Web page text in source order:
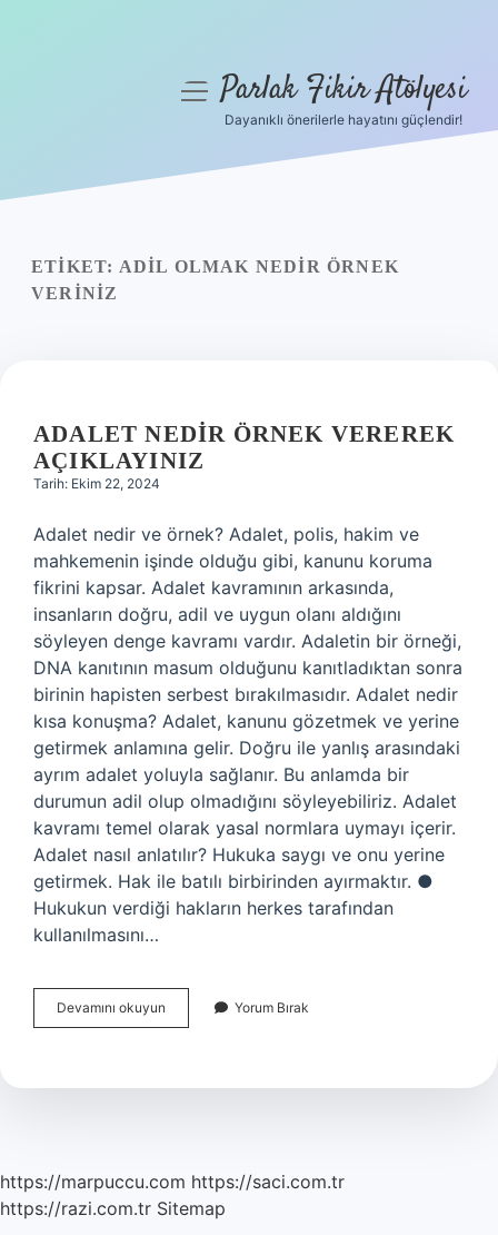
Yasal Uyarı
menüyüParlak Fikir Atölyesi
Dayanıklı önerilerle hayatını güçlendir!
ETIKET: ADIL OLMAK NEDIR ÖRNEK
VERINIZ
ADALET NEDIR ÖRNEK VEREREK
AÇIKLAYINIZ
Tarih: Ekim 22, 2024
Adalet nedir ve örnek? Adalet, polis, hakim ve
mahkemenin işinde olduğu gibi, kanunu koruma
fikrini kapsar. Adalet kavramının arkasında,
insanların doğru, adil ve uygun olanı aldığını
söyleyen denge kavramı vardır. Adaletin bir örneği,
DNA kanıtının masum olduğunu kanıtladıktan sonra
birinin hapisten serbest bırakılmasıdır. Adalet nedir
kısa konuşma? Adalet, kanunu gözetmek ve yerine
getirmek anlamına gelir. Doğru ile yanlış arasındaki
ayrım adalet yoluyla sağlanır. Bu anlamda bir
durumun adil olup olmadığını söyleyebiliriz. Adalet
kavramı temel olarak yasal normlara uymayı içerir.
Adalet nasıl anlatılır? Hukuka saygı ve onu yerine
getirmek. Hak ile batılı birbirinden ayırmaktır. ●
Hukukun verdiği hakların herkes tarafından
kullanılmasını…
Devamını okuyun
Nedir
Açıklayınız
Yorum Bırak
https://marpuccu.com https://saci.com.tr
https://razi.com.tr Sitemap